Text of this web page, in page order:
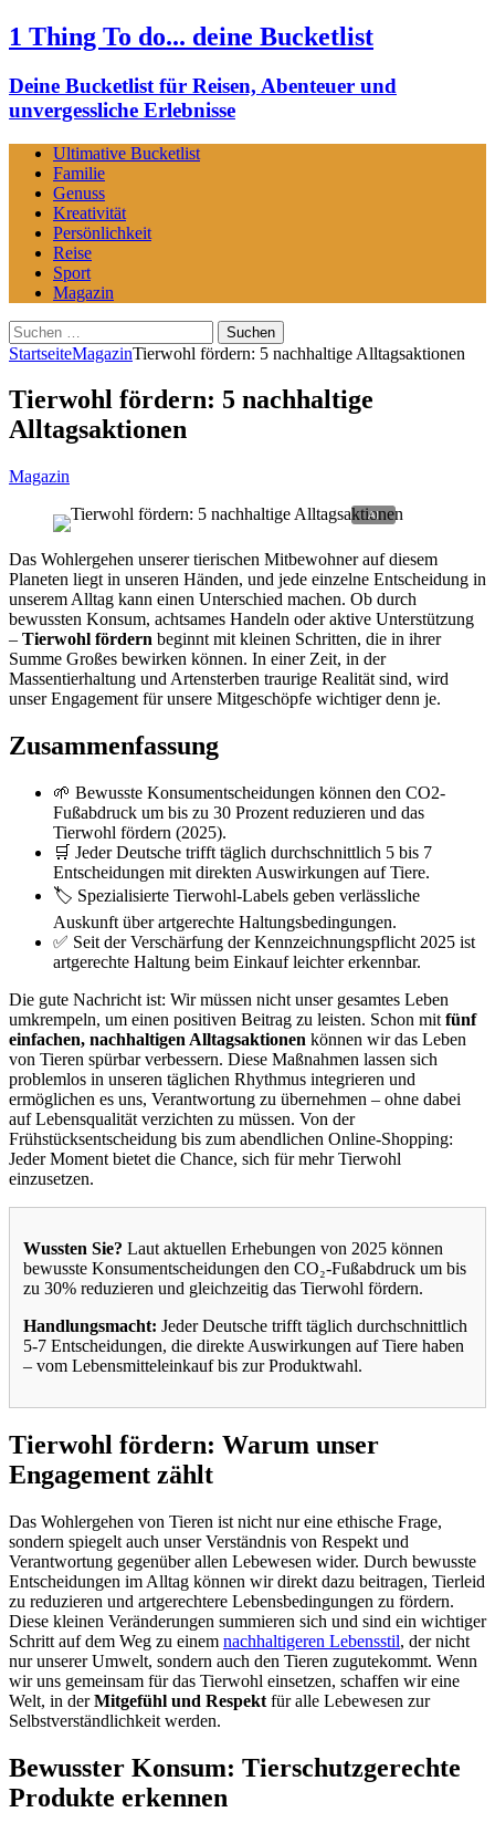
1 Thing To do... deine Bucketlist
Deine Bucketlist für Reisen, Abenteuer und
unvergessliche Erlebnisse
Ultimative Bucketlist
Familie
Genuss
Kreativität
Persönlichkeit
Reise
Sport
Magazin
Suchen
nach:
StartseiteMagazinTierwohl fördern: 5 nachhaltige Alltagsaktionen
Tierwohl fördern: 5 nachhaltige
Alltagsaktionen
Magazin
Das Wohlergehen unserer tierischen Mitbewohner auf diesem
Planeten liegt in unseren Händen, und jede einzelne Entscheidung in
unserem Alltag kann einen Unterschied machen. Ob durch
bewussten Konsum, achtsames Handeln oder aktive Unterstützung
– Tierwohl fördern beginnt mit kleinen Schritten, die in ihrer
Summe Großes bewirken können. In einer Zeit, in der
Massentierhaltung und Artensterben traurige Realität sind, wird
unser Engagement für unsere Mitgeschöpfe wichtiger denn je.
Zusammenfassung
🌱 Bewusste Konsumentscheidungen können den CO2-
Fußabdruck um bis zu 30 Prozent reduzieren und das
Tierwohl fördern (2025).
🛒 Jeder Deutsche trifft täglich durchschnittlich 5 bis 7
Entscheidungen mit direkten Auswirkungen auf Tiere.
🏷️ Spezialisierte Tierwohl-Labels geben verlässliche
Auskunft über artgerechte Haltungsbedingungen.
✅ Seit der Verschärfung der Kennzeichnungspflicht 2025 ist
artgerechte Haltung beim Einkauf leichter erkennbar.
Die gute Nachricht ist: Wir müssen nicht unser gesamtes Leben
umkrempeln, um einen positiven Beitrag zu leisten. Schon mit fünf
einfachen, nachhaltigen Alltagsaktionen können wir das Leben
von Tieren spürbar verbessern. Diese Maßnahmen lassen sich
problemlos in unseren täglichen Rhythmus integrieren und
ermöglichen es uns, Verantwortung zu übernehmen – ohne dabei
auf Lebensqualität verzichten zu müssen. Von der
Frühstücksentscheidung bis zum abendlichen Online-Shopping:
Jeder Moment bietet die Chance, sich für mehr Tierwohl
einzusetzen.
Wussten Sie? Laut aktuellen Erhebungen von 2025 können
bewusste Konsumentscheidungen den CO₂-Fußabdruck um bis
zu 30% reduzieren und gleichzeitig das Tierwohl fördern.
Handlungsmacht: Jeder Deutsche trifft täglich durchschnittlich
5-7 Entscheidungen, die direkte Auswirkungen auf Tiere haben
– vom Lebensmitteleinkauf bis zur Produktwahl.
Tierwohl fördern: Warum unser
Engagement zählt
Das Wohlergehen von Tieren ist nicht nur eine ethische Frage,
sondern spiegelt auch unser Verständnis von Respekt und
Verantwortung gegenüber allen Lebewesen wider. Durch bewusste
Entscheidungen im Alltag können wir direkt dazu beitragen, Tierleid
zu reduzieren und artgerechtere Lebensbedingungen zu fördern.
Diese kleinen Veränderungen summieren sich und sind ein wichtiger
Schritt auf dem Weg zu einem nachhaltigeren Lebensstil, der nicht
nur unserer Umwelt, sondern auch den Tieren zugutekommt. Wenn
wir uns gemeinsam für das Tierwohl einsetzen, schaffen wir eine
Welt, in derMitgefühl und Respekt für alle Lebewesen zur
Selbstverständlichkeit werden.
Bewusster Konsum: Tierschutzgerechte
Produkte erkennen